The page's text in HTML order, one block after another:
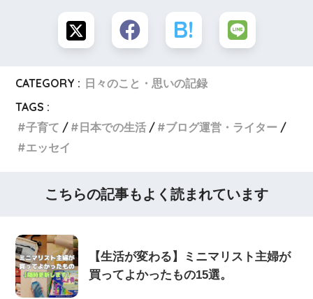
CATEGORY : 日々のこと・思いの記録
TAGS :
子育て
日本での生活
ブログ運営・ライター
エッセイ
こちらの記事もよく読まれています
【生活が変わる】ミニマリスト主婦が
買ってよかったもの15選。